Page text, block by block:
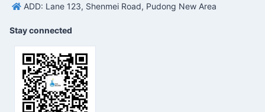
ADD: Lane 123, Shenmei Road, Pudong New Area
Stay connected